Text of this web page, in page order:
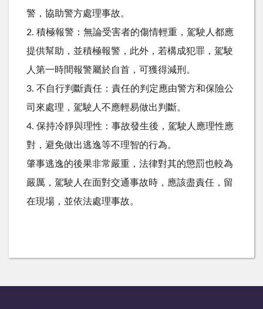
警，協助警方處理事故。
2. 積極報警：無論受害者的傷情輕重，駕駛人都應
提供幫助，並積極報警，此外，若構成犯罪，駕駛
人第一時間報警屬於自首，可獲得減刑。
3. 不自行判斷責任：責任的判定應由警方和保險公
司來處理，駕駛人不應輕易做出判斷。
4. 保持冷靜與理性：事故發生後，駕駛人應理性應
對，避免做出逃逸等不理智的行為。
肇事逃逸的後果非常嚴重，法律對其的懲罰也較為
嚴厲，駕駛人在面對交通事故時，應該盡責任，留
在現場，並依法處理事故。